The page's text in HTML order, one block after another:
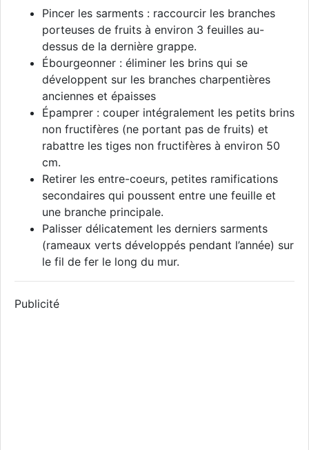
Pincer les sarments : raccourcir les branches
porteuses de fruits à environ 3 feuilles au-
dessus de la dernière grappe.
Ébourgeonner : éliminer les brins qui se
développent sur les branches charpentières
anciennes et épaisses
Épamprer : couper intégralement les petits brins
non fructifères (ne portant pas de fruits) et
rabattre les tiges non fructifères à environ 50
cm.
Retirer les entre-coeurs, petites ramifications
secondaires qui poussent entre une feuille et
une branche principale.
Palisser délicatement les derniers sarments
(rameaux verts développés pendant l’année) sur
le fil de fer le long du mur.
Publicité